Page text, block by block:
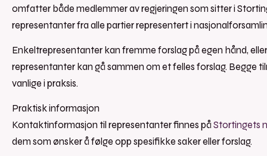
omfatter både medlemmer av regjeringen som sitter i
representanter fra alle partier representert i
Enkeltrepresentanter kan fremme forslag på egen hånd,
representanter kan gå sammen om et felles forslag. Begge
vanlige i praksis.
Praktisk informasjon
Kontaktinformasjon til representanter finnes på Stortingets
dem som ønsker å følge opp spesifikke saker eller forslag.